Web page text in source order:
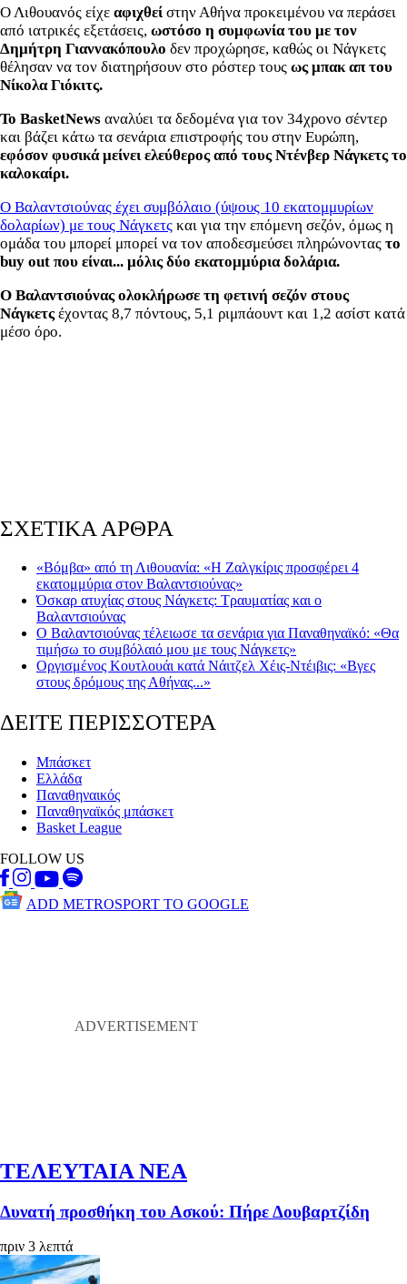
Ο Λιθουανός είχε αφιχθεί στην Αθήνα προκειμένου να περάσει
από ιατρικές εξετάσεις, ωστόσο η συμφωνία του με τον
Δημήτρη Γιαννακόπουλο δεν προχώρησε, καθώς οι Νάγκετς
θέλησαν να τον διατηρήσουν στο ρόστερ τους ως μπακ απ του
Νίκολα Γιόκιτς.
Το BasketNews αναλύει τα δεδομένα για τον 34χρονο σέντερ
και βάζει κάτω τα σενάρια επιστροφής του στην Ευρώπη,
εφόσον φυσικά μείνει ελεύθερος από τους Ντένβερ Νάγκετς το
καλοκαίρι.
Ο Βαλαντσιούνας έχει συμβόλαιο (ύψους 10 εκατομμυρίων
δολαρίων) με τους Νάγκετς και για την επόμενη σεζόν, όμως η
ομάδα του μπορεί μπορεί να τον αποδεσμεύσει πληρώνοντας το
buy out που είναι... μόλις δύο εκατομμύρια δολάρια.
Ο Βαλαντσιούνας ολοκλήρωσε τη φετινή σεζόν στους
Νάγκετςέχοντας 8,7 πόντους, 5,1 ριμπάουντ και 1,2 ασίστ κατά
μέσο όρο.
ΣΧΕΤΙΚΑ ΑΡΘΡΑ
«Βόμβα» από τη Λιθουανία: «Η Ζαλγκίρις προσφέρει 4
εκατομμύρια στον Βαλαντσιούνας»
Όσκαρ ατυχίας στους Νάγκετς: Τραυματίας και ο
Βαλαντσιούνας
Ο Βαλαντσιούνας τέλειωσε τα σενάρια για Παναθηναϊκό: «Θα
τιμήσω το συμβόλαιό μου με τους Νάγκετς»
Οργισμένος Κουτλουάι κατά Νάιτζελ Χέις-Ντέιβις: «Βγες
στους δρόμους της Αθήνας...»
ΔΕΙΤΕ ΠΕΡΙΣΣΟΤΕΡΑ
Μπάσκετ
Ελλάδα
Παναθηναικός
Παναθηναϊκός μπάσκετ
Basket League
FOLLOW US
ADD METROSPORT TO GOOGLE
ΤΕΛΕΥΤΑΙΑ ΝΕΑ
Δυνατή προσθήκη του Ασκού: Πήρε Δουβαρτζίδη
πριν 3 λεπτά